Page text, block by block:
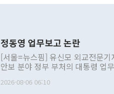
정동영 업무보고 논란
[서울=뉴스핌] 유신모 외교전문
안보 분야 정부 부처의 대통령 업
발언 중에는 정부 내 조율을 거치
2026-08-06 06:10